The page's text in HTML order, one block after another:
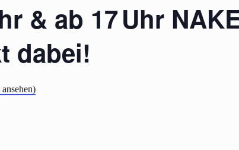
& ab 17 Uhr
dabei!